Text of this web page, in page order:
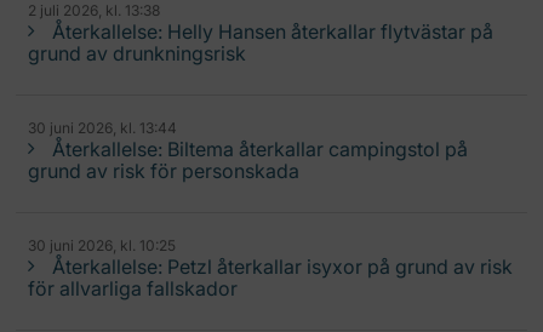
2 juli 2026, kl. 13:38
Återkallelse: Helly Hansen återkallar flytvästar på
grund av drunkningsrisk
30 juni 2026, kl. 13:44
Återkallelse: Biltema återkallar campingstol på
grund av risk för personskada
30 juni 2026, kl. 10:25
Återkallelse: Petzl återkallar isyxor på grund av risk
för allvarliga fallskador